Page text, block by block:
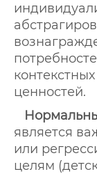
ценностей.
является
или
целям